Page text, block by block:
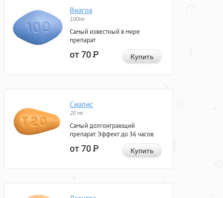
Виагра
100мг
Самый известный в мире
препарат
от 70Р Купить
Сиалис
20 мг
Самый долгоиграющий
препарат. Эффект до 36 часов.
от 70Р Купить